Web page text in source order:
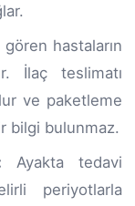
hastaların
İlaç teslimatı
ve paketleme
bilgi bulunmaz.
Ayakta tedavi
periyotlarla